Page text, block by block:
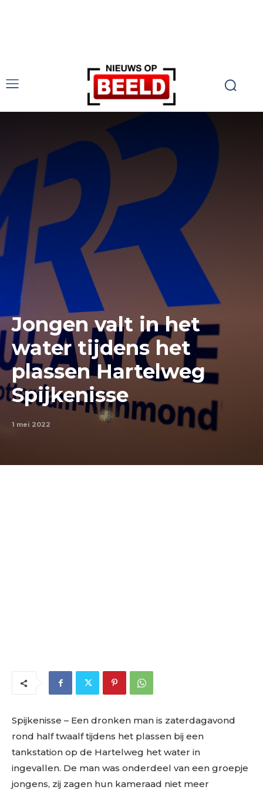
Jongen valt in het
water tijdens het
plassen Hartelweg
Spijkenisse
1 mei 2022
Spijkenisse – Een dronken man is zaterdagavond
rond half twaalf tijdens het plassen bij een
tankstation op de Hartelweg het water in
ingevallen. De man was onderdeel van een groepje
jongens, zij zagen hun kameraad niet meer